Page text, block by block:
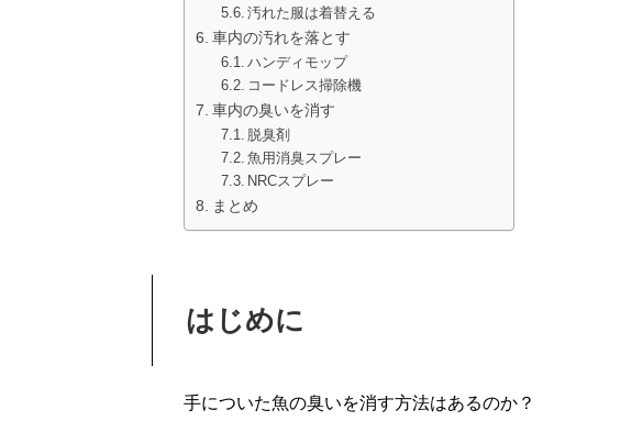
汚れた服は着替える
車内の汚れを落とす
ハンディモップ
コードレス掃除機
車内の臭いを消す
脱臭剤
魚用消臭スプレー
NRCスプレー
まとめ
はじめに
手についた魚の臭いを消す方法はあるのか？